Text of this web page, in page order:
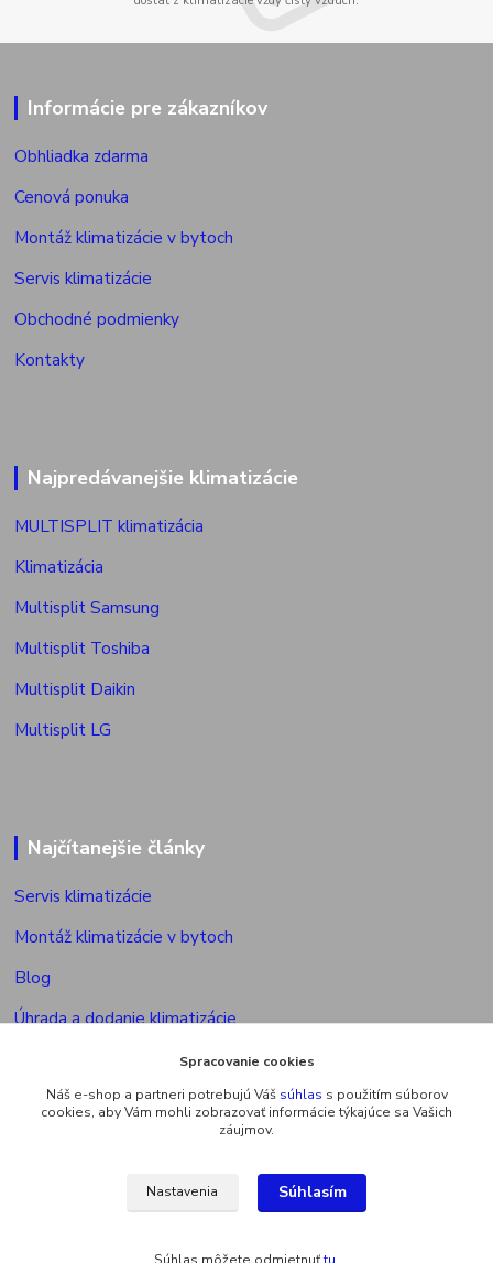
Informácie pre zákazníkov
Obhliadka zdarma
Cenová ponuka
Montáž klimatizácie v bytoch
Servis klimatizácie
Obchodné podmienky
Kontakty
Najpredávanejšie klimatizácie
MULTISPLIT klimatizácia
Klimatizácia
Multisplit Samsung
Multisplit Toshiba
Multisplit Daikin
Multisplit LG
Najčítanejšie články
Servis klimatizácie
Montáž klimatizácie v bytoch
Blog
Úhrada a dodanie klimatizácie
Povolenie na montáž klimatizácie
Výkon vonkajšej jed. multisplitu
Upravit sběr cookies.
Spracovanie cookies
Náš e-shop a partneri potrebujú Váš súhlas s použitím súborov
cookies, aby Vám mohli zobrazovať informácie týkajúce sa Vašich
záujmov.
Nastavenia Súhlasím